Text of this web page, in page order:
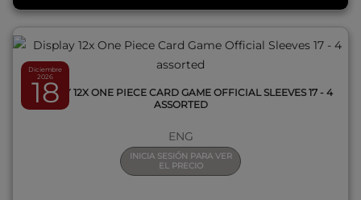
Diciembre
2026
18
DISPLAY 12X ONE PIECE CARD GAME OFFICIAL SLEEVES 17 - 4
ASSORTED
ENG
INICIA SESIÓN PARA VER
EL PRECIO